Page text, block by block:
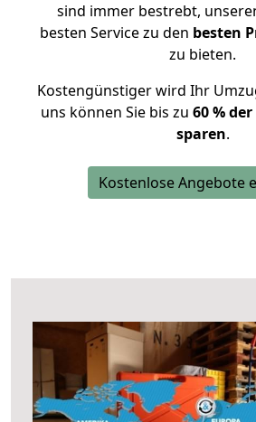
sind immer bestrebt,
besten Service zu den besten
zu bieten.
Kostengünstiger wird Ihr
uns können Sie bis zu 60 %
sparen.
Kostenlose Angebote